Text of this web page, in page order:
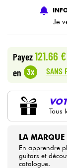
Câbles
Packs
Je
Payez121.66 €
en 3x SANS
Tous
LA MARQUE
En apprendre
guitars et
catalogue.